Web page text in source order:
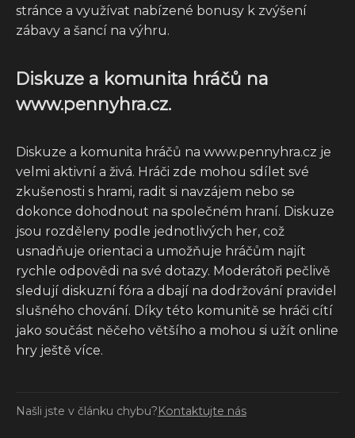
stránce a využívat nabízené bonusy k zvýšení
zábavy a šancí na výhru.
Diskuze a komunita hráčů na
www.pennyhra.cz.
Diskuze a komunita hráčů na www.pennyhra.cz je
velmi aktivní a živá. Hráči zde mohou sdílet své
zkušenosti s hrami, radit si navzájem nebo se
dokonce dohodnout na společném hraní. Diskuze
jsou rozděleny podle jednotlivých her, což
usnadňuje orientaci a umožňuje hráčům najít
rychle odpovědi na své dotazy. Moderátoři pečlivě
sledují diskuzní fóra a dbají na dodržování pravidel
slušného chování. Díky této komunitě se hráči cítí
jako součást něčeho většího a mohou si užít online
hry ještě více.
Našli jste v článku chybu?Kontaktujte nás